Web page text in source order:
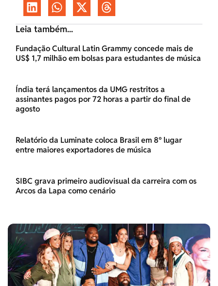
Leia também...
Fundação Cultural Latin Grammy concede mais de
US$ 1,7 milhão em bolsas para estudantes de música
Índia terá lançamentos da UMG restritos a
assinantes pagos por 72 horas a partir do final de
agosto
Relatório da Luminate coloca Brasil em 8º lugar
entre maiores exportadores de música
SIBC grava primeiro audiovisual da carreira com os
Arcos da Lapa como cenário